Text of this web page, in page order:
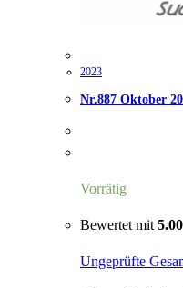
2023
Nr.887 Oktober
Vorrätig
Bewertet mit 5.00
Ungeprüfte